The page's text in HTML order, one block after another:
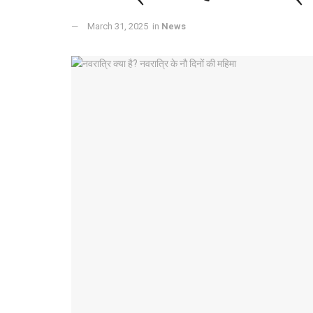
March 31, 2025 in News